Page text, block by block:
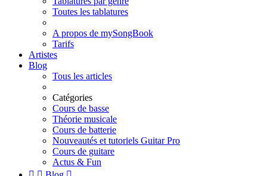
Toutes les tablatures
A propos de mySongBook
Tarifs
Artistes
Blog
Tous les articles
Catégories
Cours de basse
Théorie musicale
Cours de batterie
Nouveautés et tutoriels Guitar Pro
Cours de guitare
Actus & Fun